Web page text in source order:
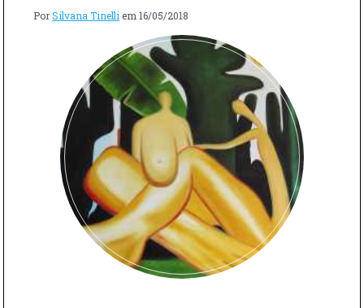
PorSilvana Tinelli em 16/05/2018